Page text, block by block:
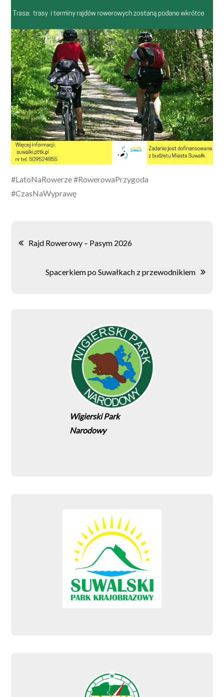
#LatoNaRowerze #RowerowaPrzygoda
#CzasNaWyprawę
Nawigacja
wpisu
Rajd Rowerowy – Pasym 2026
Spacerkiem po Suwałkach z przewodnikiem
Wigierski Park
Narodowy